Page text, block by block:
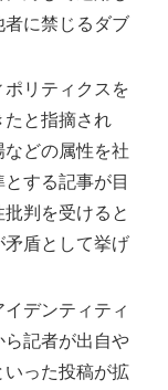
者に禁じるダブ
リティクスを
たと指摘され
どの属性を社
する記事が目
判を受けると
矛盾として挙げ
イデンティティ
ら記者が出自や
いった投稿が拡